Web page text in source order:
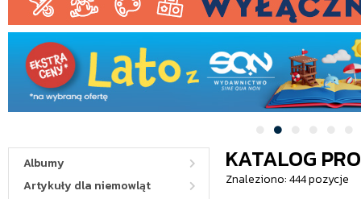
Albumy
Artykuły dla niemowląt
KATALOG
Znaleziono: 444 pozycje